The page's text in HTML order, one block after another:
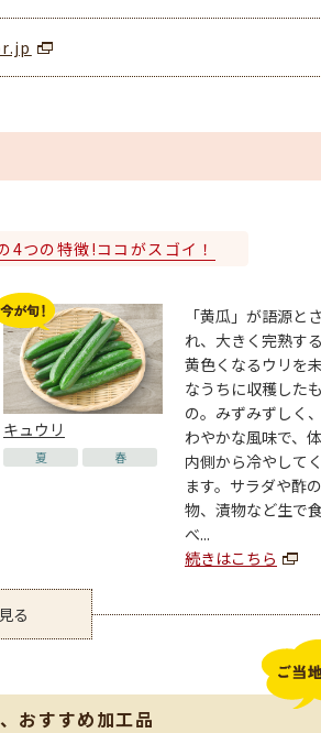
4つの特徴!ココがスゴイ！
キュウリ
夏 春
「黄瓜」が語源とさ
れ、大きく完熟す
黄色くなるウリを
なうちに収穫したも
の。みずみずしく
わやかな風味で、
内側から冷やして
ます。サラダや酢の
物、漬物など生で食
べ...
続きはこちら
る
おすすめ加工品